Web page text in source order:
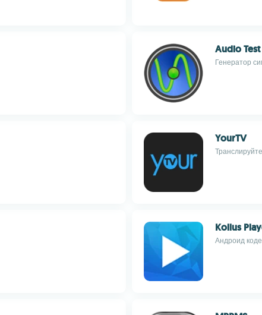
Audio
Генератор
YourTV
Kollus
Андроид